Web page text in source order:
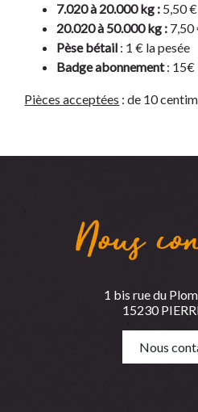
7.020 à 20.000 kg : 5,50
20.020 à 50.000 kg : 7,50
Pèse bétail : 1 € la pesée
Badge abonnement: 15€
Pièces acceptées : de 10
Nous
1 bis rue du
15230
Nous